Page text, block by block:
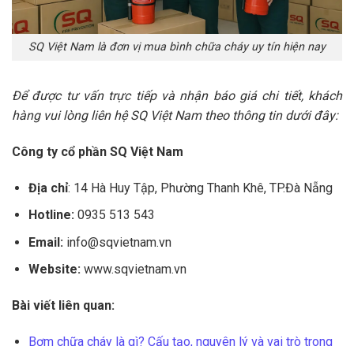
SQ Việt Nam là đơn vị mua bình chữa cháy uy tín hiện nay
Để được tư vấn trực tiếp và nhận báo giá chi tiết, khách
hàng vui lòng liên hệ SQ Việt Nam theo thông tin dưới đây:
Công ty cổ phần SQ Việt Nam
Địa chỉ: 14 Hà Huy Tập, Phường Thanh Khê, TP.Đà Nẵng
Hotline:0935 513 543
Email: info@sqvietnam.vn
Website: www.sqvietnam.vn
Bài viết liên quan:
Bơm chữa cháy là gì? Cấu tạo, nguyên lý và vai trò trong